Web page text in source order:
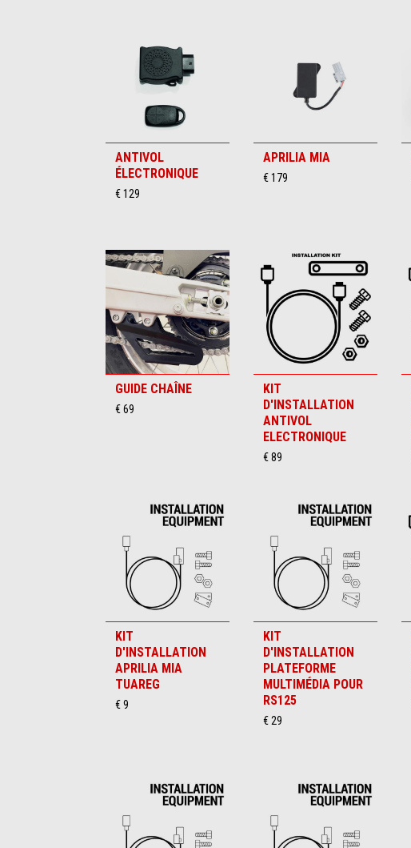
ANTIVOL
ÉLECTRONIQUE
€ 129
APRILIA MIA
€ 179
GUIDE CHAÎNE
€ 69
KIT
D'INSTALLATION
ANTIVOL
ELECTRONIQUE
€ 89
KIT
D'INSTALLATION
APRILIA MIA
TUAREG
€ 9
KIT
D'INSTALLATION
PLATEFORME
MULTIMÉDIA POUR
RS125
€ 29